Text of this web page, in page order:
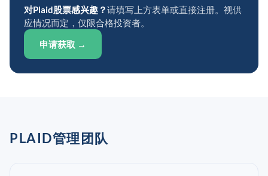
对Plaid股票感兴趣？请填写上方表单或直接注册。视供
应情况而定，仅限合格投资者。
申请获取 →
PLAID管理团队